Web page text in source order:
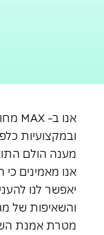
אנו ב- MAX
ובמקצועיות
מענה הולם
אנו מאמינים
יאפשר לנו
והשאיפות של
מטרת אמנת